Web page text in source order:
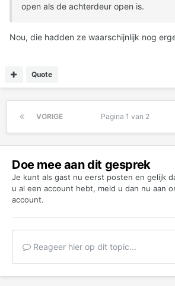
open als de achterdeur open is.
Nou, die hadden ze waarschijnlijk nog
Quote
VORIGE Pagina 1 van 2
Doe mee aan dit gesprek
Je kunt als gast nu eerst posten en gelijk
u al een account hebt, meld u dan nu aan
account.
Reageer hier op dit topic...